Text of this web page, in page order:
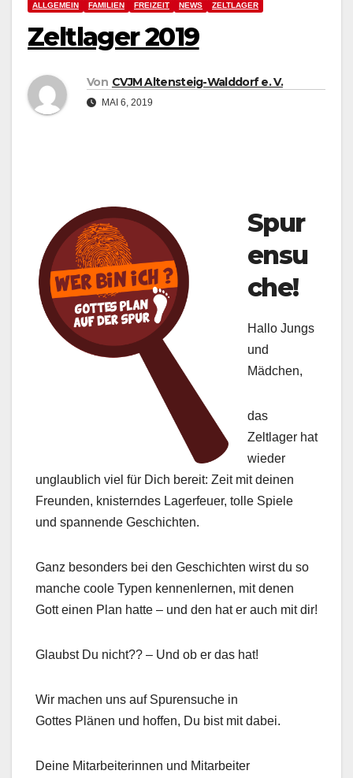
ALLGEMEIN FAMILIEN FREIZEIT NEWS ZELTLAGER
Zeltlager 2019
Von CVJM Altensteig-Walddorf e. V.
MAI 6, 2019
Spur
ensu
che!
Hallo Jungs
und
Mädchen,
das
Zeltlager hat
wieder
unglaublich viel für Dich bereit: Zeit mit deinen
Freunden, knisterndes Lagerfeuer, tolle Spiele
und spannende Geschichten.
Ganz besonders bei den Geschichten wirst du so
manche coole Typen kennenlernen, mit denen
Gott einen Plan hatte – und den hat er auch mit dir!
Glaubst Du nicht?? – Und ob er das hat!
Wir machen uns auf Spurensuche in
Gottes Plänen und hoffen, Du bist mit dabei.
Deine Mitarbeiterinnen und Mitarbeiter